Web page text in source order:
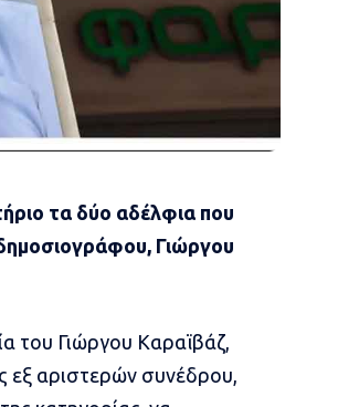
τα δύο αδέλφια που
Γιώργου
του Γιώργου Καραϊβάζ,
εξ αριστερών συνέδρου,